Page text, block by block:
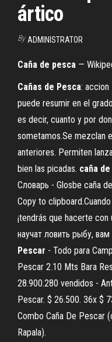
ártico
By ADMINISTRATOR
Caña de pesca —
Cañas de Pesca: accion
puede resumir en el
es decir, cuanto y por
sometamos.Se mezclan
anteriores. Permiten
bien las picadas. caña de
Словарь - Glosbe caña
Copy to
¡tendrás que hacerte con
научат ловить рыбу,
Pescar - Todo para
Pescar 2.10 Mts Bara
28.900.280 vendidos -
Pescar. $ 26.500. 36x $
Combo Caña De Pescar
Rapala).